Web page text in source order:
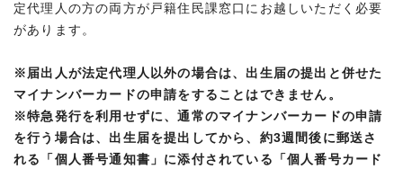
定代理人の方の両方が戸籍住民課窓口にお越しいただく必要
があります。
※届出人が法定代理人以外の場合は、出生届の提出と併せた
マイナンバーカードの申請をすることはできません。
※特急発行を利用せずに、通常のマイナンバーカードの申請
を行う場合は、出生届を提出してから、約3週間後に郵送さ
れる「個人番号通知書」に添付されている「個人番号カード